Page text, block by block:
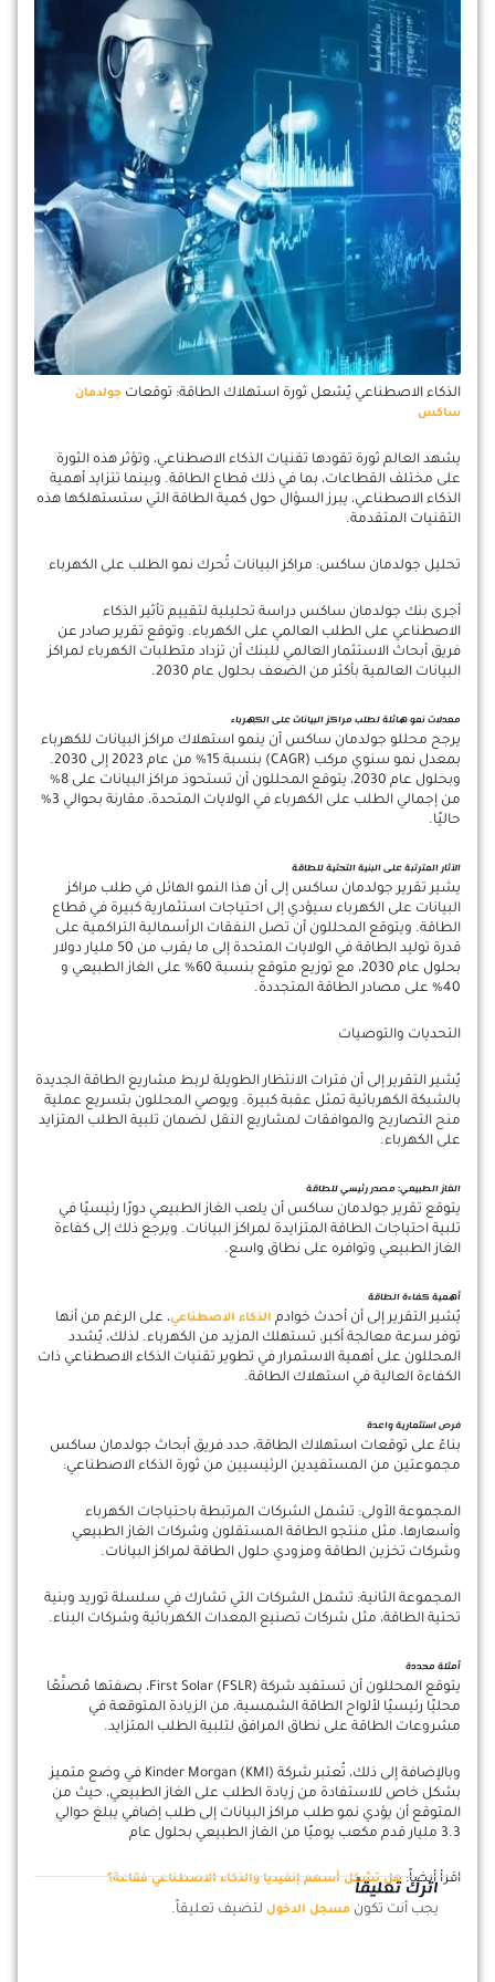
الذكاء الاصطناعي يُشعل ثورة استهلاك الطاقة: توقعات جولدمان
ساكس
يشهد العالم ثورة تقودها تقنيات الذكاء الاصطناعي، وتؤثر هذه الثورة
على مختلف القطاعات، بما في ذلك قطاع الطاقة. وبينما تتزايد أهمية
الذكاء الاصطناعي، يبرز السؤال حول كمية الطاقة التي ستستهلكها هذه
التقنيات المتقدمة.
تحليل جولدمان ساكس: مراكز البيانات تُحرك نمو الطلب على الكهرباء
أجرى بنك جولدمان ساكس دراسة تحليلية لتقييم تأثير الذكاء
الاصطناعي على الطلب العالمي على الكهرباء. وتوقع تقرير صادر عن
فريق أبحاث الاستثمار العالمي للبنك أن تزداد متطلبات الكهرباء لمراكز
البيانات العالمية بأكثر من الضعف بحلول عام 2030.
معدلات نمو هائلة لطلب مراكز البيانات على الكهرباء
يرجح محللو جولدمان ساكس أن ينمو استهلاك مراكز البيانات للكهرباء
بمعدل نمو سنوي مركب (CAGR) بنسبة 15% من عام 2023 إلى 2030.
وبحلول عام 2030، يتوقع المحللون أن تستحوذ مراكز البيانات على 8%
من إجمالي الطلب على الكهرباء في الولايات المتحدة، مقارنة بحوالي 3%
حاليًا.
الآثار المترتبة على البنية التحتية للطاقة
يشير تقرير جولدمان ساكس إلى أن هذا النمو الهائل في طلب مراكز
البيانات على الكهرباء سيؤدي إلى احتياجات استثمارية كبيرة في قطاع
الطاقة. ويتوقع المحللون أن تصل النفقات الرأسمالية التراكمية على
قدرة توليد الطاقة في الولايات المتحدة إلى ما يقرب من 50 مليار دولار
بحلول عام 2030، مع توزيع متوقع بنسبة 60% على الغاز الطبيعي و
40% على مصادر الطاقة المتجددة.
التحديات والتوصيات
يُشير التقرير إلى أن فترات الانتظار الطويلة لربط مشاريع الطاقة الجديدة
بالشبكة الكهربائية تمثل عقبة كبيرة. ويوصي المحللون بتسريع عملية
منح التصاريح والموافقات لمشاريع النقل لضمان تلبية الطلب المتزايد
على الكهرباء.
الغاز الطبيعي: مصدر رئيسي للطاقة
يتوقع تقرير جولدمان ساكس أن يلعب الغاز الطبيعي دورًا رئيسيًا في
تلبية احتياجات الطاقة المتزايدة لمراكز البيانات. ويرجع ذلك إلى كفاءة
الغاز الطبيعي وتوافره على نطاق واسع.
أهمية كفاءة الطاقة
يُشير التقرير إلى أن أحدث خوادم الذكاء الاصطناعي، على الرغم من أنها
توفر سرعة معالجة أكبر، تستهلك المزيد من الكهرباء. لذلك، يُشدد
المحللون على أهمية الاستمرار في تطوير تقنيات الذكاء الاصطناعي ذات
الكفاءة العالية في استهلاك الطاقة.
فرص استثمارية واعدة
بناءً على توقعات استهلاك الطاقة، حدد فريق أبحاث جولدمان ساكس
مجموعتين من المستفيدين الرئيسيين من ثورة الذكاء الاصطناعي:
المجموعة الأولى: تشمل الشركات المرتبطة باحتياجات الكهرباء
وأسعارها، مثل منتجو الطاقة المستقلون وشركات الغاز الطبيعي
وشركات تخزين الطاقة ومزودي حلول الطاقة لمراكز البيانات.
المجموعة الثانية: تشمل الشركات التي تشارك في سلسلة توريد وبنية
تحتية الطاقة، مثل شركات تصنيع المعدات الكهربائية وشركات البناء.
أمثلة محددة
يتوقع المحللون أن تستفيد شركة First Solar (FSLR)، بصفتها مُصنِّعًا
محليًا رئيسيًا لألواح الطاقة الشمسية، من الزيادة المتوقعة في
مشروعات الطاقة على نطاق المرافق لتلبية الطلب المتزايد.
وبالإضافة إلى ذلك، تُعتبر شركة Kinder Morgan (KMI) في وضع متميز
بشكل خاص للاستفادة من زيادة الطلب على الغاز الطبيعي، حيث من
المتوقع أن يؤدي نمو طلب مراكز البيانات إلى طلب إضافي يبلغ حوالي
3.3 مليار قدم مكعب يوميًا من الغاز الطبيعي بحلول عام
اقرأ أيضاً:هل تشكل أسهم إنفيديا والذكاء الاصطناعي فقاعة؟
اترك تعليقاً
يجب أنت تكون مسجل الدخول لتضيف تعليقاً.